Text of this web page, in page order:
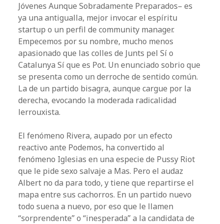
Jóvenes Aunque Sobradamente Preparados– es
ya una antigualla, mejor invocar el espíritu
startup o un perfil de community manager.
Empecemos por su nombre, mucho menos
apasionado que las colles de Junts pel Sí o
Catalunya Sí que es Pot. Un enunciado sobrio que
se presenta como un derroche de sentido común.
La de un partido bisagra, aunque cargue por la
derecha, evocando la moderada radicalidad
lerrouxista.
El fenómeno Rivera, aupado por un efecto
reactivo ante Podemos, ha convertido al
fenómeno Iglesias en una especie de Pussy Riot
que le pide sexo salvaje a Mas. Pero el audaz
Albert no da para todo, y tiene que repartirse el
mapa entre sus cachorros. En un partido nuevo
todo suena a nuevo, por eso que le llamen
“sorprendente” o “inesperada” a la candidata de